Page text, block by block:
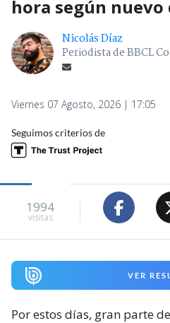
hora según nuevo
Nicolás Díaz
Periodista de BBCL
Viernes 07 Agosto, 2026 | 17:05
Seguimos criterios de
1994
visitas
VER
Por estos días, gran parte